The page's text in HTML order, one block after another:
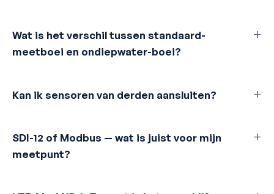
Wat is het verschil tussen standaard-
meetboei en ondiepwater-boei?
Kan ik sensoren van derden aansluiten?
SDI-12 of Modbus — wat is juist voor mijn
meetpunt?